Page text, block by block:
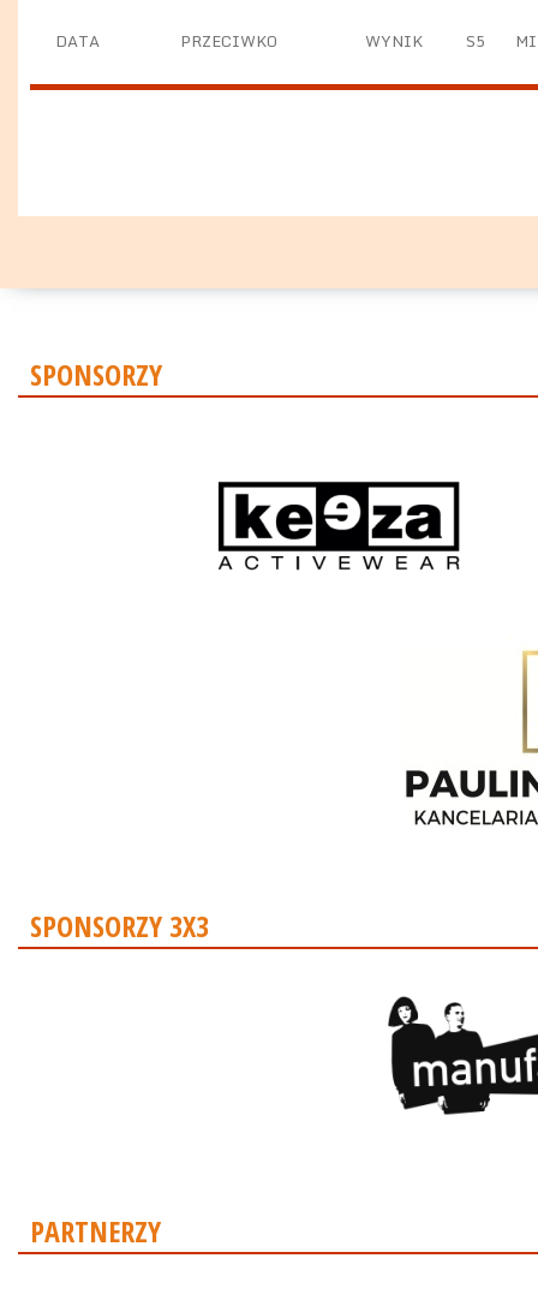
DATA PRZECIWKO WYNIK S5
SPONSORZY
SPONSORZY 3X3
PARTNERZY